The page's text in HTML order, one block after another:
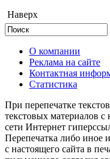
Наверх
О компании
Реклама на сайте
Контактная
Статистика
При перепечатке
текстовых материалов с
сети Интернет
Перепечатка либо иное
с настоящего сайта в